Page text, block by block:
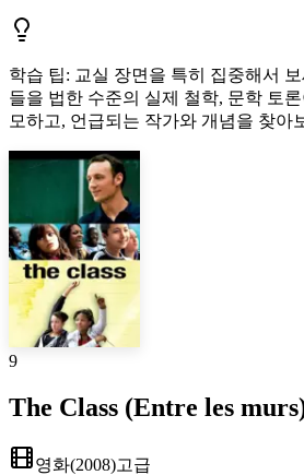
학습 팁: 교실 장면을 특히 집중해서
들을 법한 수준의 실제 철학, 문학 토
모하고, 언급되는 작가와 개념을 찾아
9
The Class (Entre les
영화(2008)고급